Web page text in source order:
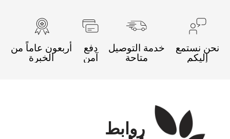
نستمع
إليكم
خدمة التوصيل
متاحة
دفع
آمن
أربعون عاماً من
الخبرة
روابط